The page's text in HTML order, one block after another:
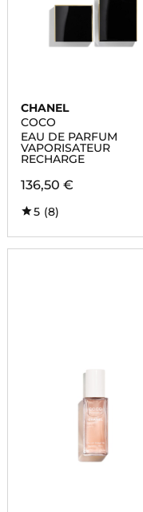
CHANEL
COCO
EAU DE PARFUM
VAPORISATEUR
RECHARGE
136,50 €
5 (8)